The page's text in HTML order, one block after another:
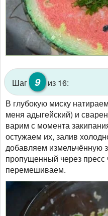
Шаг 9
из 16:
В глубокую миску
меня адыгейский) и
варим с момента
остужаем их, залив
добавляем измельчённую
пропущенный через пресс
перемешиваем.